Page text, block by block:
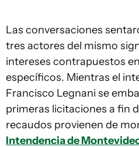
Las conversaciones
tres actores del mismo
intereses contrapuestos
específicos. Mientras el
Francisco Legnani se
primeras licitaciones a fin
recaudos provienen de
Intendencia de